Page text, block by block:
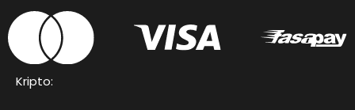
Kripto: